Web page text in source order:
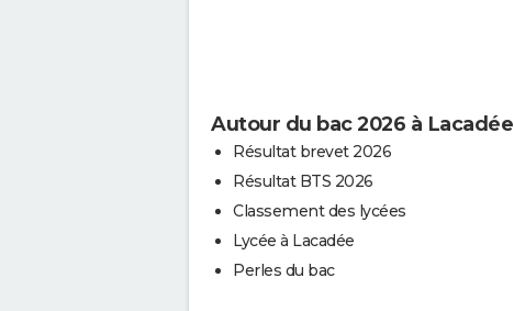
Autour du bac 2026 à Lacadée
Résultat brevet 2026
Résultat BTS 2026
Classement des lycées
Lycée à Lacadée
Perles du bac